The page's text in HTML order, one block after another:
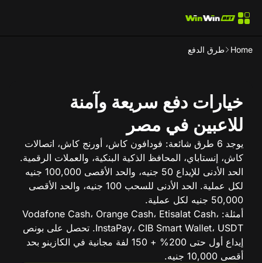
Home طرق الدفع
خيارات دفع سريعة وآمنة
للاعبين في مصر
يوجد 6 طرق شائعة: فودافون كاش، أورنج كاش، اتصالات
كاش، إنستاباي، المحافظ الذكية البنكية، والعملات الرقمية.
الحد الأدنى للإيداع 50 جنيه، والحد الأقصى 100,000 جنيه
لكل عملية. الحد الأدنى للسحب 100 جنيه، والحد الأقصى
50,000 جنيه لكل عملية.
أمثلة: Vodafone Cash، Orange Cash، Etisalat Cash،
InstaPay، CIB Smart Wallet، USDT. تحصل على بونص
إيداع أول حتى 200% + 150 لفة مجانية في الكازينو بحد
أقصى 10,000 جنيه.